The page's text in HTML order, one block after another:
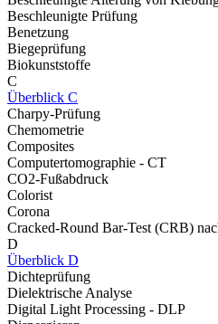
Beschleunigte Prüfung
Benetzung
Biegeprüfung
Biokunststoffe
C
Überblick C
Charpy-Prüfung
Chemometrie
Composites
Computertomographie - CT
CO2-Fußabdruck
Colorist
Corona
Cracked-Round Bar-Test (CRB)
D
Überblick D
Dichteprüfung
Dielektrische Analyse
Digital Light Processing - DLP